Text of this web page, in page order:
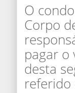
O
Corpo
pagar o
desta
referido